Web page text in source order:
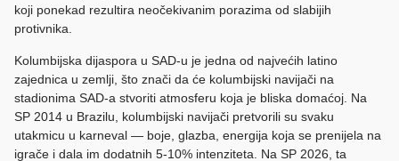
koji ponekad rezultira neočekivanim porazima od slabijih
protivnika.
Kolumbijska dijaspora u SAD-u je jedna od najvećih latino
zajednica u zemlji, što znači da će kolumbijski navijači na
stadionima SAD-a stvoriti atmosferu koja je bliska domaćoj. Na
SP 2014 u Brazilu, kolumbijski navijači pretvorili su svaku
utakmicu u karneval — boje, glazba, energija koja se prenijela na
igrače i dala im dodatnih 5-10% intenziteta. Na SP 2026, ta